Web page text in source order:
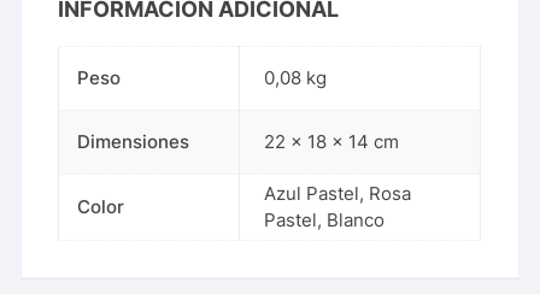
INFORMACIÓN ADICIONAL
Peso 0,08 kg
Dimensiones 22 × 18 × 14 cm
Color
Azul Pastel, Rosa
Pastel, Blanco